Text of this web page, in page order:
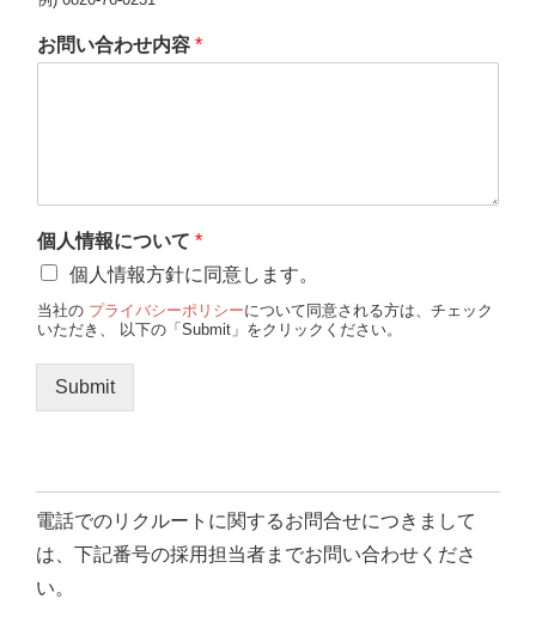
お問い合わせ内容 *
個人情報について *
個人情報方針に同意します。
当社の プライバシーポリシーについて同意される方は、チェック
いただき、 以下の「Submit」をクリックください。
Submit
電話でのリクルートに関するお問合せにつきまして
は、下記番号の採用担当者までお問い合わせくださ
い。